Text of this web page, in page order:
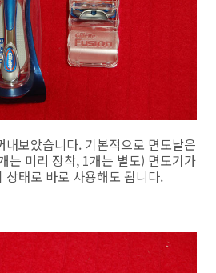
내보았습니다. 기본적으로 면도날은
는 미리 장착, 1개는 별도) 면도기가
상태로 바로 사용해도 됩니다.